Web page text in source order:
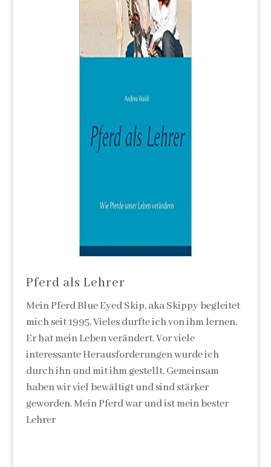
Pferd als Lehrer
Mein Pferd Blue Eyed Skip, aka Skippy begleitet
mich seit 1995. Vieles durfte ich von ihm lernen.
Er hat mein Leben verändert. Vor viele
interessante Herausforderungen wurde ich
durch ihn und mit ihm gestellt. Gemeinsam
haben wir viel bewältigt und sind stärker
geworden. Mein Pferd war und ist mein bester
Lehrer